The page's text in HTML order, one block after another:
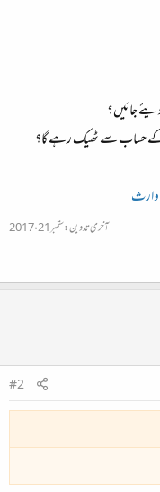
جائیں؟
کے حساب سے ٹھیک رہے گا؟
وارث
آخری تدوین:ستمبر 21، 2017
#2